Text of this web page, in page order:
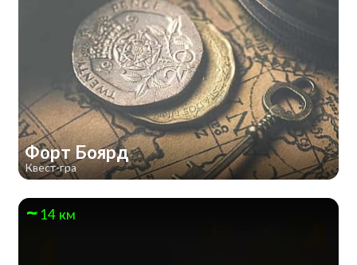
Форт Боярд
Квест-гра
14 км